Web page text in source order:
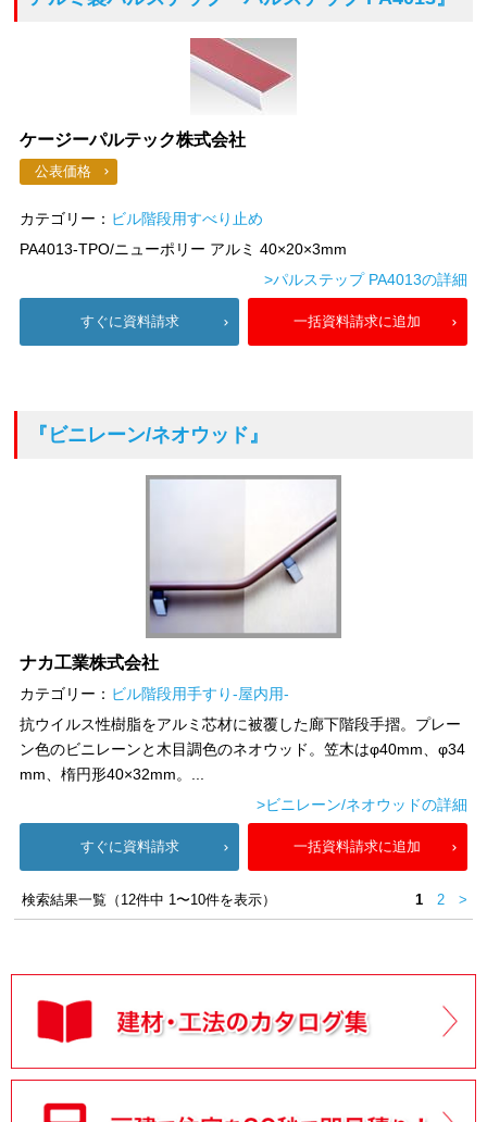
ケージーパルテック株式会社
公表価格
カテゴリー： ビル階段用すべり止め
PA4013-TPO/ニューポリー アルミ 40×20×3mm
>パルステップ PA4013の詳細
すぐに資料請求 一括資料請求に追加
『ビニレーン/ネオウッド』
ナカ工業株式会社
カテゴリー： ビル階段用手すり-屋内用-
抗ウイルス性樹脂をアルミ芯材に被覆した廊下階段手摺。プレー
ン色のビニレーンと木目調色のネオウッド。笠木はφ40mm、φ34
mm、楕円形40×32mm。...
>ビニレーン/ネオウッドの詳細
すぐに資料請求 一括資料請求に追加
検索結果一覧（12件中 1〜10件を表示） 1 2 >